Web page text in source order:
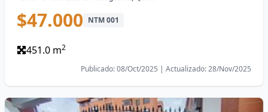
$47.000 NTM 001
451.0 m2
Publicado: 08/Oct/2025 | Actualizado: 28/Nov/2025